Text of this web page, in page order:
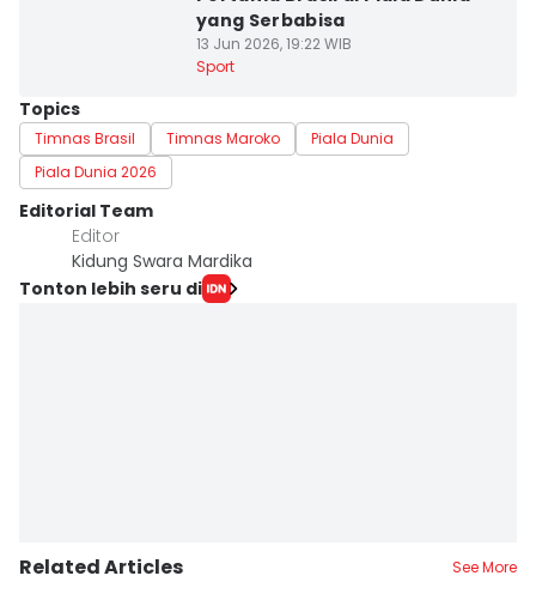
yang Serbabisa
13 Jun 2026, 19:22 WIB
Sport
Topics
Timnas Brasil Timnas Maroko
Piala Dunia
Piala Dunia 2026
Editorial Team
Editor
Kidung Swara Mardika
Tonton lebih seru di
Related Articles See More